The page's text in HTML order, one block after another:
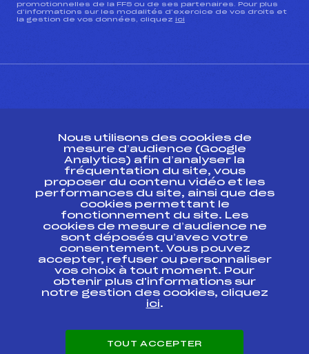
promotionnelles de la FFS ou de ses partenaires. Pour plus
d’informations sur les modalités d’exercice de vos droits et
la gestion de vos données, cliquez ici
Ressources
Pass’Neige
Projet sportif fédéral
Projet de performance fédéral
Antidopage
Pôle Développement, Formation, Suivi
Scientifique
Listes ministérielles
Pôle vie de l’athlète
Enseignement professionnel
Nous utilisons des cookies de
mesure d’audience (Google
Analytics) afin d’analyser la
fréquentation du site, vous
proposer du contenu vidéo et les
performances du site, ainsi que des
cookies permettant le
fonctionnement du site. Les
cookies de mesure d’audience ne
sont déposés qu’avec votre
consentement. Vous pouvez
accepter, refuser ou personnaliser
vos choix à tout moment. Pour
obtenir plus d'informations sur
notre gestion des cookies, cliquez
ici.
TOUT ACCEPTER